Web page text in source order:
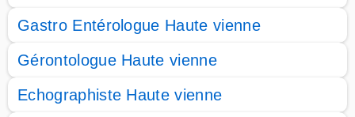
Gastro Entérologue Haute vienne
Gérontologue Haute vienne
Echographiste Haute vienne